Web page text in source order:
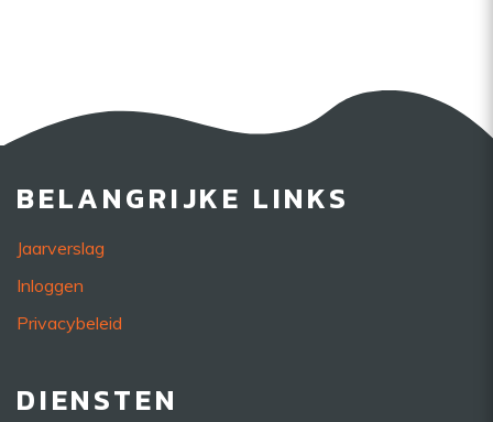
BELANGRIJKE LINKS
Jaarverslag
Inloggen
Privacybeleid
DIENSTEN